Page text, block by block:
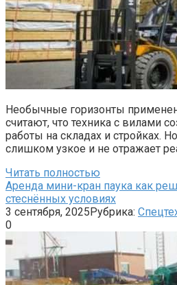
Необычные горизонты
считают, что техника с вилами
работы на складах и стройках.
слишком узкое и не отражает
Читать полностью
Аренда мини-кран паука как
стеснённых условиях
3 сентября, 2025Рубрика:
0